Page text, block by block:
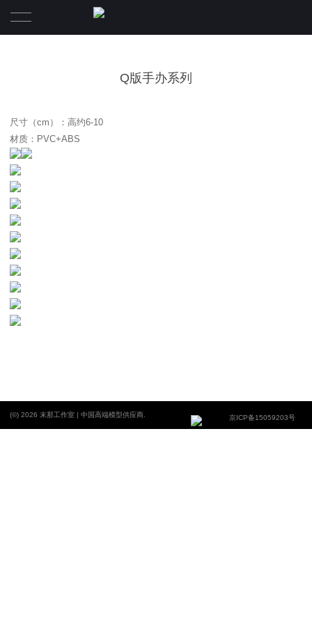
Q版手办系列
尺寸（cm）：高约6-10
材质：PVC+ABS
(©) 2026 末那工作室 | 中国高端模型供应商. 京ICP备15059203号